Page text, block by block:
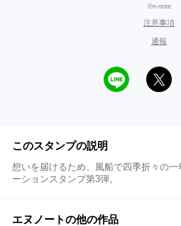
©n-note
注意事項
通報
このスタンプの説明
想いを届けるため、風船で四季折々の
ーションスタンプ第3弾。
エヌノートの他の作品